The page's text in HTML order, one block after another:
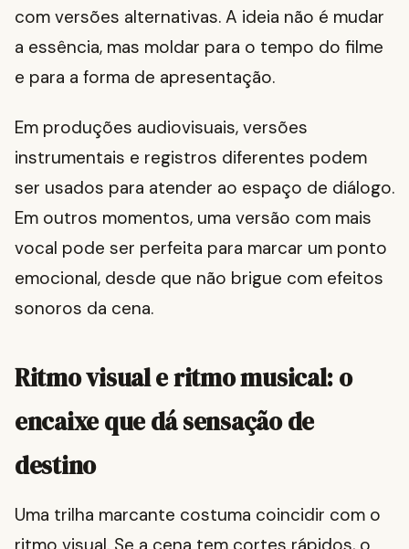
com versões alternativas. A ideia não é mudar
a essência, mas moldar para o tempo do filme
e para a forma de apresentação.
Em produções audiovisuais, versões
instrumentais e registros diferentes podem
ser usados para atender ao espaço de diálogo.
Em outros momentos, uma versão com mais
vocal pode ser perfeita para marcar um ponto
emocional, desde que não brigue com efeitos
sonoros da cena.
Ritmo visual e ritmo musical: o
encaixe que dá sensação de
destino
Uma trilha marcante costuma coincidir com o